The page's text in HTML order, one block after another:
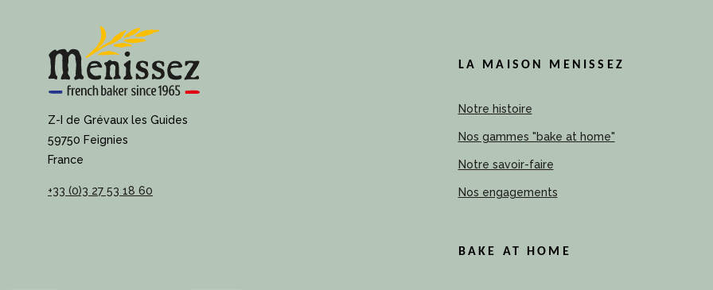
Z-I de Grévaux les Guides
59750 Feignies
France
+33 (0)3 27 53 18 60
LA MAISON MENISSEZ
Notre histoire
Nos gammes "bake at home"
Notre savoir-faire
Nos engagements
BAKE AT HOME